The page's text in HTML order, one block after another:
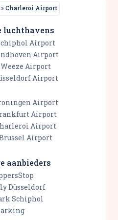
»Charleroi Airport
luchthavens
Airport
Airport
Airport
Airport
Airport
Airport
Airport
Airport
aanbieders
Düsseldorf
Schiphol